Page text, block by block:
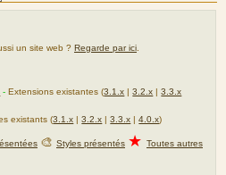
un site web ? Regarde par ici
-Extensions existantes (3.1.x |3.2.x |3.3.x
existants (3.1.x |3.2.x |3.3.x |4.0.x)
🎨 Styles présentés ★ Toutes autres